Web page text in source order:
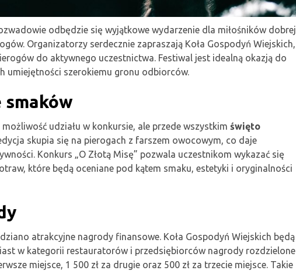
odbędzie się wyjątkowe wydarzenie dla miłośników dobrej
Organizatorzy serdecznie zapraszają Koła Gospodyń Wiejskich,
do aktywnego uczestnictwa. Festiwal jest idealną okazją do
umiejętności szerokiemu gronu odbiorców.
smaków
udziału w konkursie, ale przede wszystkim święto
skupia się na pierogach z farszem owocowym, co daje
Konkurs „O Złotą Misę” pozwala uczestnikom wykazać się
które będą oceniane pod kątem smaku, estetyki i oryginalności
atrakcyjne nagrody finansowe. Koła Gospodyń Wiejskich będą
w kategorii restauratorów i przedsiębiorców nagrody rozdzielone
miejsce, 1 500 zł za drugie oraz 500 zł za trzecie miejsce. Takie